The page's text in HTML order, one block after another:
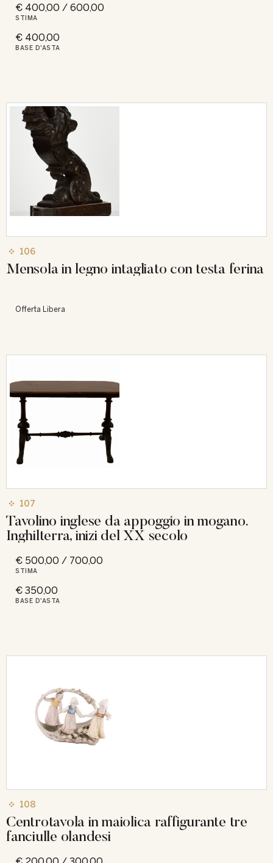
€ 400,00 / 600,00
STIMA
€ 400,00
BASE D'ASTA
106
Mensola in legno intagliato con testa ferina
Offerta Libera
107
Tavolino inglese da appoggio in mogano.
Inghilterra, inizi del XX secolo
€ 500,00 / 700,00
STIMA
€ 350,00
BASE D'ASTA
108
Centrotavola in maiolica raffigurante tre
fanciulle olandesi